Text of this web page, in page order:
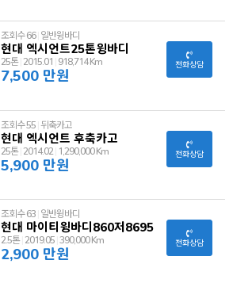
조회수 66 일반윙바디
현대 엑시언트25톤윙바디
25톤 2015.01 918,714 Km
7,500 만원
전화상담
조회수 55 뒤축카고
현대 엑시언트 후축카고
25톤 2014.02 1,290,000 Km
5,900 만원
전화상담
조회수 63 일반윙바디
현대 마이티윙바디860저8695
2.5톤 2019.05 390,000 Km
2,900 만원
전화상담